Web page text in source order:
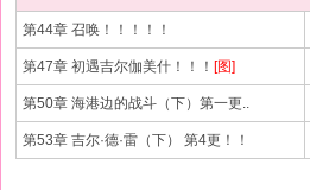
第44章 召唤！！！！！
第47章 初遇吉尔伽美什！！！ [图]
第50章 海港边的战斗（下）第一更..
第53章 吉尔·德·雷（下） 第4更！！